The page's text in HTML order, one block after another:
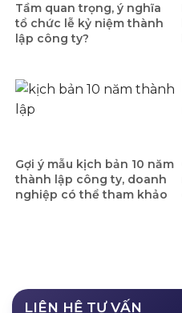
Tầm quan trọng, ý nghĩa
tổ chức lễ kỷ niệm thành
lập công ty?
Gợi ý mẫu kịch bản 10 năm
thành lập công ty, doanh
nghiệp có thể tham khảo
LIÊN HỆ TƯ VẤN